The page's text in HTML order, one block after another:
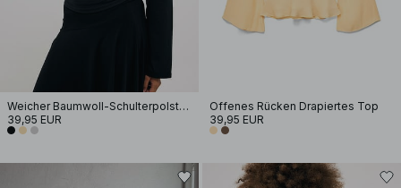
Weicher Baumwoll-Schulterpolster Langarm-T-Shirt
39,95 EUR
Offenes Rücken Drapiertes Top
39,95 EUR